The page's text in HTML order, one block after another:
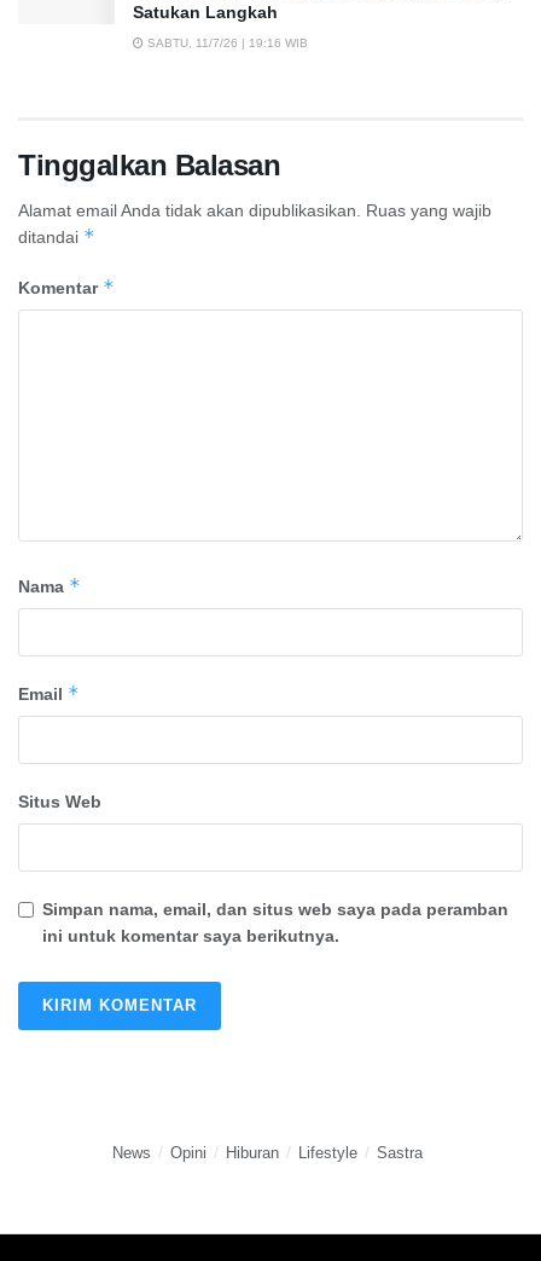
Satukan Langkah
SABTU, 11/7/26 | 19:16 WIB
Tinggalkan Balasan
Alamat email Anda tidak akan dipublikasikan.
Ruas yang wajib
ditandai *
Komentar *
Nama *
Email *
Situs Web
Simpan nama, email, dan situs web saya pada peramban
ini untuk komentar saya berikutnya.
News Opini Hiburan Lifestyle Sastra